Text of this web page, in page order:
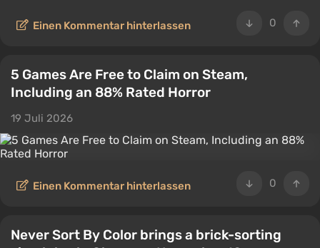
0
Einen Kommentar hinterlassen
5 Games Are Free to Claim on Steam,
Including an 88% Rated Horror
19 Juli 2026
0
Einen Kommentar hinterlassen
Never Sort By Color brings a brick-sorting